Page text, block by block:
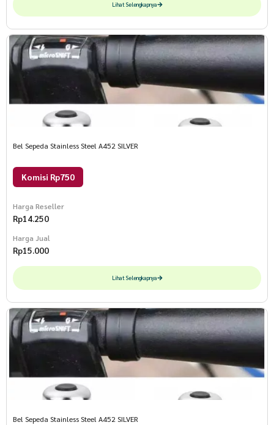
Lihat Selengkapnya
Bel Sepeda Stainless Steel A452 SILVER
Komisi Rp750
Harga Reseller
Rp14.250
Harga Jual
Rp15.000
Lihat Selengkapnya
Bel Sepeda Stainless Steel A452 SILVER